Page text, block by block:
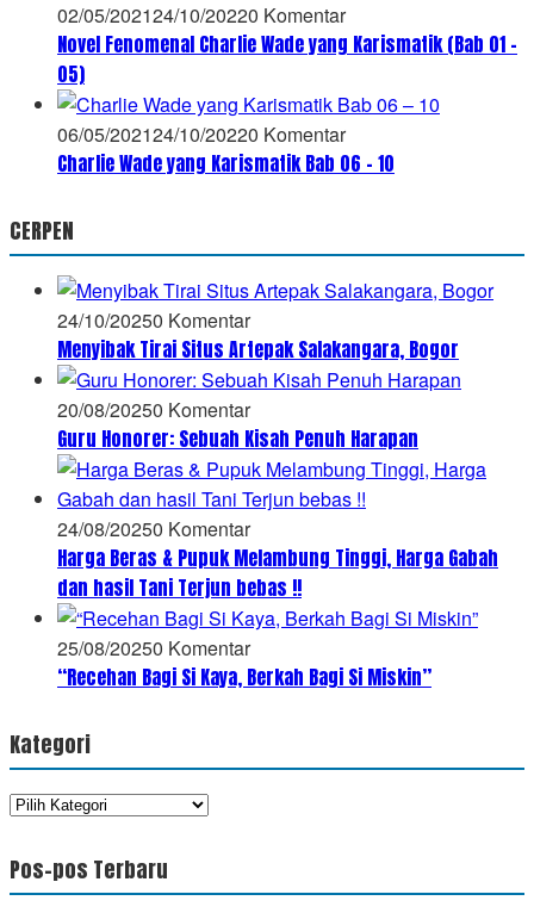
02/05/202124/10/20220 Komentar
Novel Fenomenal Charlie Wade yang Karismatik (Bab 01 –
05)
06/05/202124/10/20220 Komentar
Charlie Wade yang Karismatik Bab 06 – 10
CERPEN
24/10/20250 Komentar
Menyibak Tirai Situs Artepak Salakangara, Bogor
20/08/20250 Komentar
Guru Honorer: Sebuah Kisah Penuh Harapan
24/08/20250 Komentar
Harga Beras & Pupuk Melambung Tinggi, Harga Gabah
dan hasil Tani Terjun bebas !!
25/08/20250 Komentar
“Recehan Bagi Si Kaya, Berkah Bagi Si Miskin”
Kategori
Kategori
Pos-pos Terbaru